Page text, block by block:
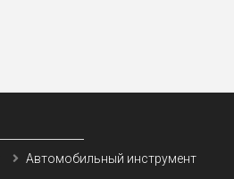
Автомобильный инструмент